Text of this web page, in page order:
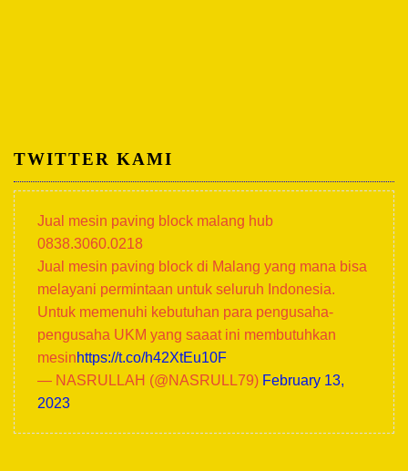
TWITTER KAMI
Jual mesin paving block malang hub
0838.3060.0218
Jual mesin paving block di Malang yang mana bisa
melayani permintaan untuk seluruh Indonesia.
Untuk memenuhi kebutuhan para pengusaha-
pengusaha UKM yang saaat ini membutuhkan
mesinhttps://t.co/h42XtEu10F
— NASRULLAH (@NASRULL79) February 13,
2023